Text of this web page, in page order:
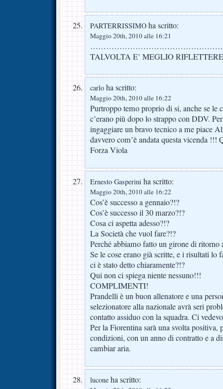
PARTERRISSIMO ha scritto:
Maggio 20th, 2010 alle 16:21
TALVOLTA E’ MEGLIO
carlo ha scritto:
Maggio 20th, 2010 alle 16:22
Purtroppo temo proprio di si, anche se le
c’erano più dopo lo strappo con DDV.
ingaggiare un bravo tecnico a me piace
davvero com’è andata questa vicenda !!!
Forza Viola
Ernesto Gasperini ha scritto:
Maggio 20th, 2010 alle 16:22
Cos’è successo a gennaio?!?
Cos’è successo il 30 marzo?!?
Cosa ci aspetta adesso?!?
La Società che vuol fare?!?
Perché abbiamo fatto un girone di ritorno
Se le cose erano già scritte, e i risultati lo
ci è stato detto chiaramente?!?
Qui non ci spiega niente nessuno!!!
COMPLIMENTI!
Prandelli è un buon allenatore e una
selezionatore alla nazionale avrà seri
contatto assiduo con la squadra. Ci
Per la Fiorentina sarà una svolta positiva,
condizioni, con un anno di contratto e a
cambiar aria.
lucone ha scritto: